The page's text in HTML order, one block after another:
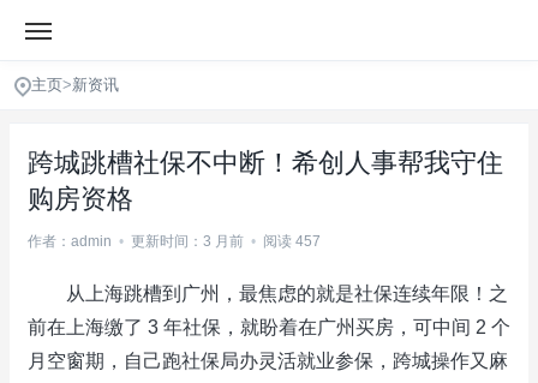
主页>新资讯
跨城跳槽社保不中断！希创人事帮我守住
购房资格
作者：admin • 更新时间：3 月前 • 阅读 457
从上海跳槽到广州，最焦虑的就是社保连续年限！之
前在上海缴了 3 年社保，就盼着在广州买房，可中间 2 个
月空窗期，自己跑社保局办灵活就业参保，跨城操作又麻